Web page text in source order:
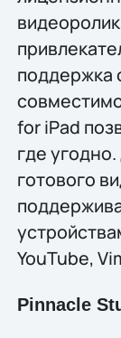
поддержка
for iPad
где
готового
YouTube,
Pinnacle